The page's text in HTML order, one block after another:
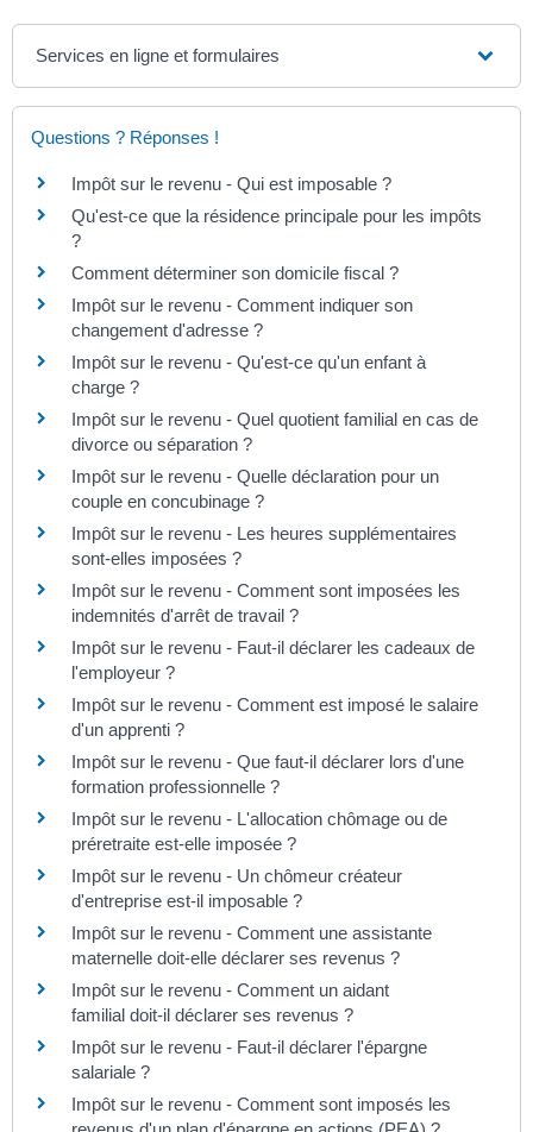
Services en ligne et formulaires
Questions ? Réponses !
Impôt sur le revenu - Qui est imposable ?
Qu'est-ce que la résidence principale pour les impôts
?
Comment déterminer son domicile fiscal ?
Impôt sur le revenu - Comment indiquer son
changement d'adresse ?
Impôt sur le revenu - Qu'est-ce qu'un enfant à
charge ?
Impôt sur le revenu - Quel quotient familial en cas de
divorce ou séparation ?
Impôt sur le revenu - Quelle déclaration pour un
couple en concubinage ?
Impôt sur le revenu - Les heures supplémentaires
sont-elles imposées ?
Impôt sur le revenu - Comment sont imposées les
indemnités d'arrêt de travail ?
Impôt sur le revenu - Faut-il déclarer les cadeaux de
l'employeur ?
Impôt sur le revenu - Comment est imposé le salaire
d'un apprenti ?
Impôt sur le revenu - Que faut-il déclarer lors d'une
formation professionnelle ?
Impôt sur le revenu - L'allocation chômage ou de
préretraite est-elle imposée ?
Impôt sur le revenu - Un chômeur créateur
d'entreprise est-il imposable ?
Impôt sur le revenu - Comment une assistante
maternelle doit-elle déclarer ses revenus ?
Impôt sur le revenu - Comment un aidant
familial doit-il déclarer ses revenus ?
Impôt sur le revenu - Faut-il déclarer l'épargne
salariale ?
Impôt sur le revenu - Comment sont imposés les